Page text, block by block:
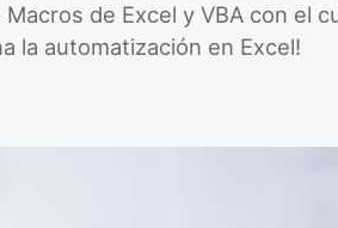
de Excel y VBA con el
la automatización en Excel!